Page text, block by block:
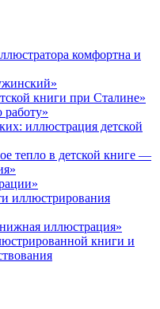
комфортна и
книги при Сталине»
иллюстрация детской
тепло в детской книге —
иллюстрирования
иллюстрация»
книги и